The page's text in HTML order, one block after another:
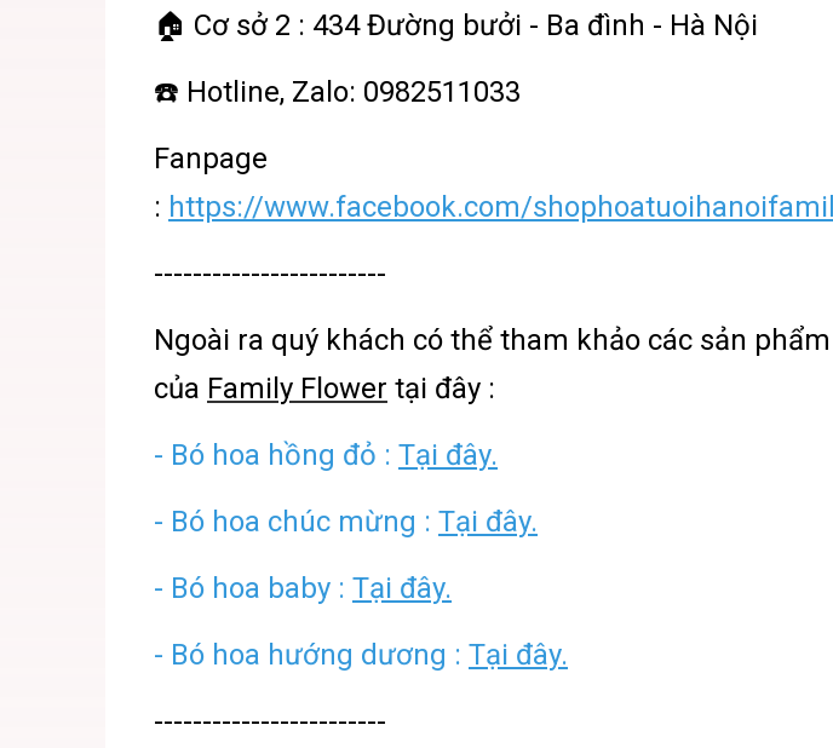
🏠 Cơ sở 2 : 434 Đường bưởi - Ba đình - Hà Nội
☎️ Hotline, Zalo: 0982511033
Fanpage
: https://www.facebook.com/
------------------------
Ngoài ra quý khách có thể tham khảo các sản
của Family Flower tại đây :
- Bó hoa hồng đỏ : Tại đây.
- Bó hoa chúc mừng : Tại đây.
- Bó hoa baby : Tại đây.
- Bó hoa hướng dương : Tại đây.
------------------------